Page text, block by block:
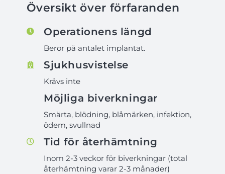
Översikt över förfaranden
Operationens längd
Beror på antalet implantat.
Sjukhusvistelse
Krävs inte
Möjliga biverkningar
Smärta, blödning, blåmärken, infektion,
ödem, svullnad
Tid för återhämtning
Inom 2-3 veckor för biverkningar (total
återhämtning varar 2-3 månader)